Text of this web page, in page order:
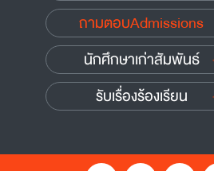
ถามตอบAdmissions
นักศึกษาเก่าสัมพันธ์
รับเรื่องร้องเรียน